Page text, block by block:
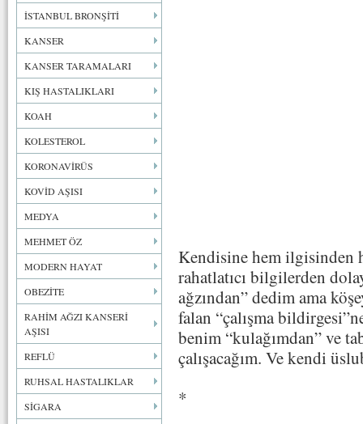
İSTANBUL BRONŞİTİ
KANSER
KANSER TARAMALARI
KIŞ HASTALIKLARI
KOAH
KOLESTEROL
KORONAVİRÜS
KOVİD AŞISI
MEDYA
MEHMET ÖZ
MODERN HAYAT
OBEZİTE
RAHİM AĞZI KANSERİ
AŞISI
REFLÜ
RUHSAL HASTALIKLAR
SİGARA
Kendisine hem ilgisinden
rahatlatıcı bilgilerden
ağzından” dedim ama
falan “çalışma
benim “kulağımdan” ve
çalışacağım. Ve kendi
*